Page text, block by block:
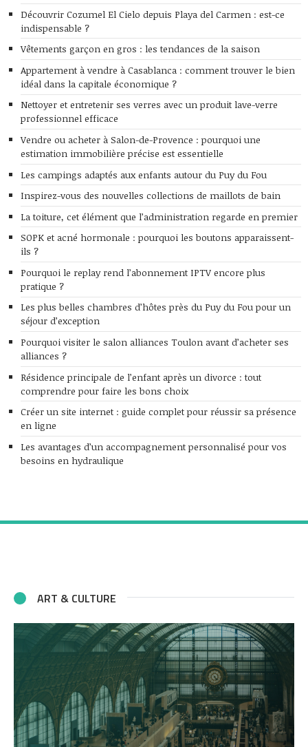
Découvrir Cozumel El Cielo depuis Playa del Carmen : est-ce
indispensable ?
Vêtements garçon en gros : les tendances de la saison
Appartement à vendre à Casablanca : comment trouver le bien
idéal dans la capitale économique ?
Nettoyer et entretenir ses verres avec un produit lave-verre
professionnel efficace
Vendre ou acheter à Salon-de-Provence : pourquoi une
estimation immobilière précise est essentielle
Les campings adaptés aux enfants autour du Puy du Fou
Inspirez-vous des nouvelles collections de maillots de bain
La toiture, cet élément que l’administration regarde en premier
SOPK et acné hormonale : pourquoi les boutons apparaissent-
ils ?
Pourquoi le replay rend l’abonnement IPTV encore plus
pratique ?
Les plus belles chambres d’hôtes près du Puy du Fou pour un
séjour d’exception
Pourquoi visiter le salon alliances Toulon avant d’acheter ses
alliances ?
Résidence principale de l’enfant après un divorce : tout
comprendre pour faire les bons choix
Créer un site internet : guide complet pour réussir sa présence
en ligne
Les avantages d’un accompagnement personnalisé pour vos
besoins en hydraulique
ART & CULTURE